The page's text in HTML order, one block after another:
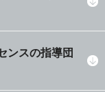
ンスの指導団